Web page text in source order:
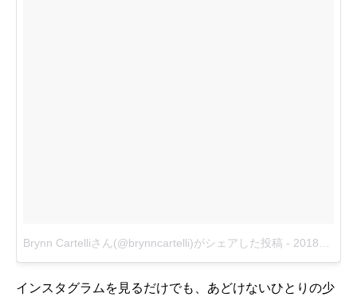
Brynn Cartelliさん(@brynncartelli)がシェアした投稿 - 2018年 3月月1日午後4時57分PST
インスタグラムを見るだけでも、あどけないひとりの少